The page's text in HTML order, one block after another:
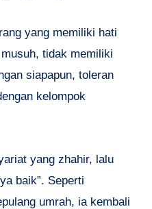
yang memiliki hati
tidak memiliki
siapapun, toleran
kelompok
yang zhahir, lalu
baik”. Seperti
umrah, ia kembali